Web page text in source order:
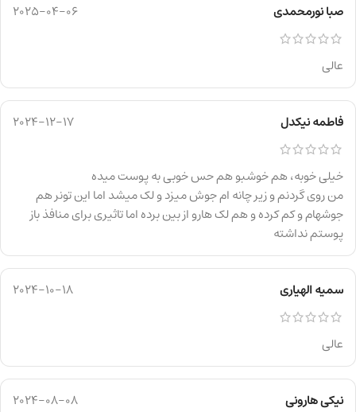
صبا نورمحمدی 2025-04-06
عالی
فاطمه نیکدل 2024-12-17
خیلی خوبه، هم خوشبو هم حس خوبی به پوست میده
من روی گردنم و زیر چانه ام جوش میزد و لک میشد اما این تونر هم
جوشهام و کم کرده و هم لک هارو از بین برده اما تاثیری برای منافذ باز
پوستم نداشته
سمیه الهیاری 2024-10-18
عالی
نیکی هارونی 2024-08-08